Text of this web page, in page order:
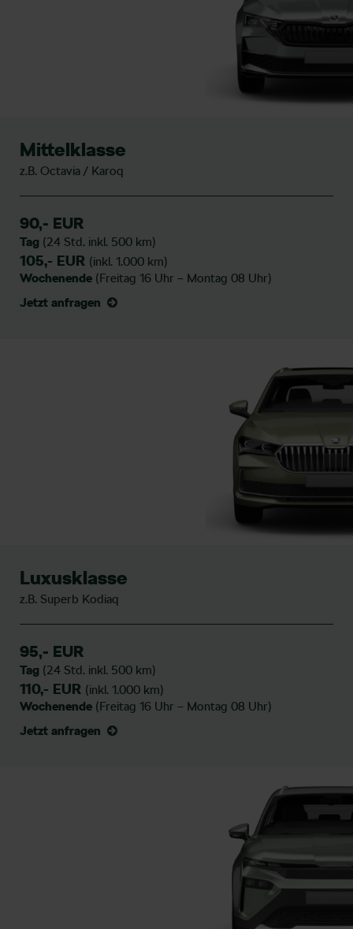
Mittelklasse
z.B. Octavia / Karoq
90,- EUR
Tag (24 Std. inkl. 500 km)
105,- EUR (inkl. 1.000 km)
Wochenende (Freitag 16 Uhr – Montag 08 Uhr)
Jetzt anfragen
Luxusklasse
z.B. Superb Kodiaq
95,- EUR
Tag (24 Std. inkl. 500 km)
110,- EUR (inkl. 1.000 km)
Wochenende (Freitag 16 Uhr – Montag 08 Uhr)
Jetzt anfragen